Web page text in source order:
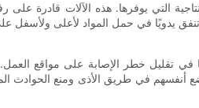
التي يوفرها. هذه الآلات قادرة
يدويًا في حمل المواد لأعلى ولأسفل
تقليل خطر الإصابة على مواقع العمل.
أنفسهم في طريق الأذى ومنع